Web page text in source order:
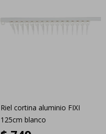
Riel cortina aluminio FIXI
125cm blanco